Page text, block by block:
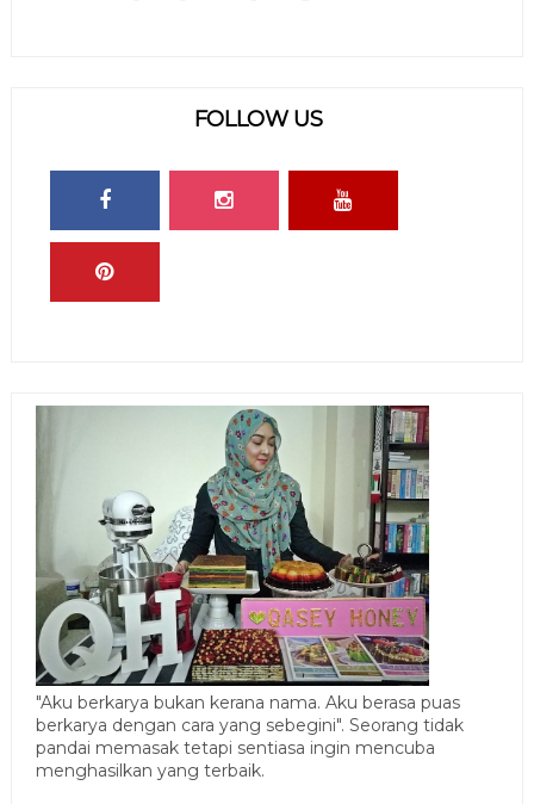
FOLLOW US
"Aku berkarya bukan kerana nama. Aku berasa puas
berkarya dengan cara yang sebegini". Seorang tidak
pandai memasak tetapi sentiasa ingin mencuba
menghasilkan yang terbaik.